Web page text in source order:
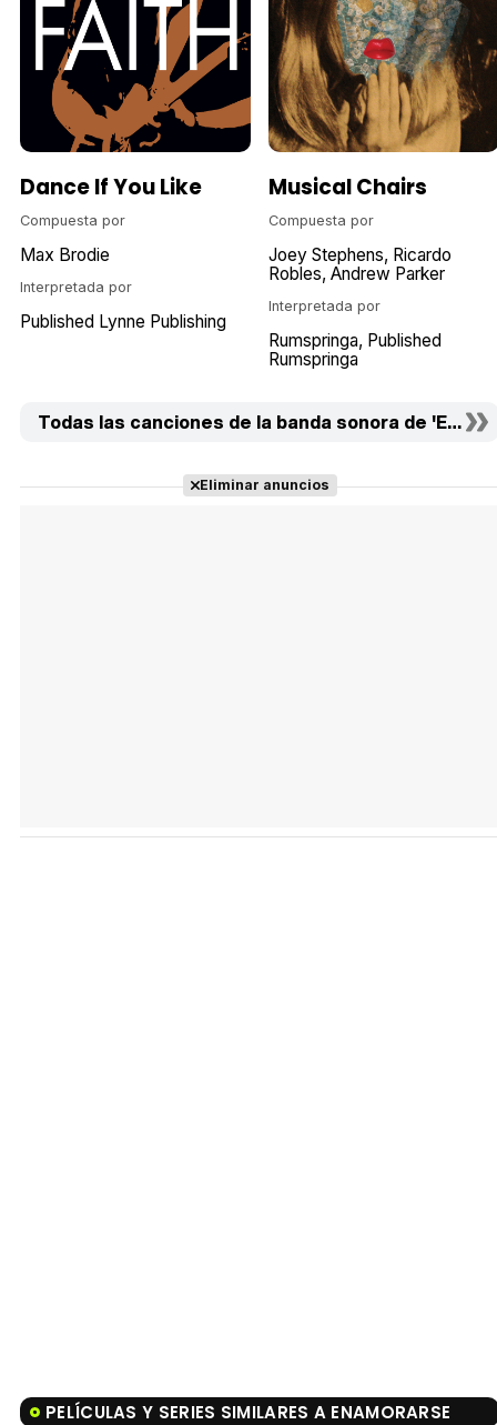
Dance If You Like
Compuesta por
Max Brodie
Interpretada por
Published Lynne Publishing
Musical Chairs
Compuesta por
Joey Stephens Ricardo
Robles Andrew Parker
Interpretada por
Rumspringa Published
Rumspringa
Todas las canciones de la banda sonora de
Eliminar anuncios
PELÍCULAS Y SERIES SIMILARES A ENAMORARSE